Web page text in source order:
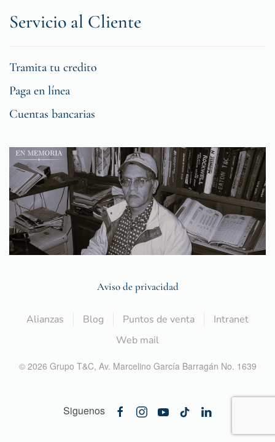
Servicio al Cliente
Tramita tu credito
Paga en línea
Cuentas bancarias
Aviso de privacidad
Alianzas Blog Puntos de venta
Intranet
Web mail
© 2026 Grupo T&C, Av. Marcelino García Barragán No. 1639
Siguenos